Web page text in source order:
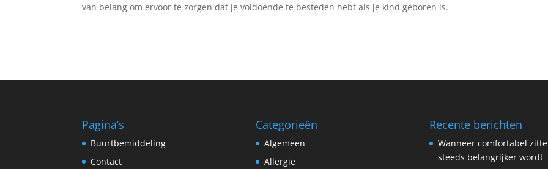
van belang om ervoor te zorgen dat je voldoende te besteden hebt als je kind geboren is.
Pagina’s
Buurtbemiddeling
Contact
Categorieën
Algemeen
Allergie
Recente berichten
Wanneer comfortabel
steeds belangrijker wordt